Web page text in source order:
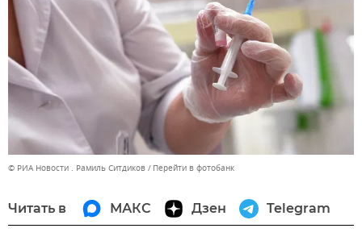
© РИА Новости . Рамиль Ситдиков Перейти в фотобанк
Читать в МАКС Дзен Telegram